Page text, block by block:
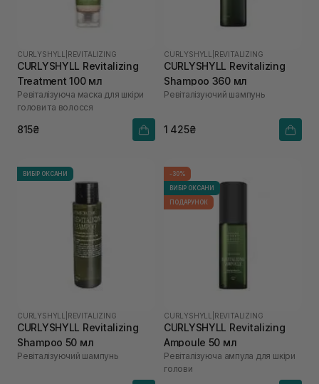
CURLYSHYLL REVITALIZING
CURLYSHYLL Revitalizing
Treatment 100 мл
Ревіталізуюча маска для шкіри
голови та волосся
815₴
CURLYSHYLL REVITALIZING
CURLYSHYLL Revitalizing
Shampoo 360 мл
Ревіталізуючий шампунь
1 425₴
ВИБІР ОКСАНИ
CURLYSHYLL REVITALIZING
CURLYSHYLL Revitalizing
Shampoo 50 мл
Ревіталізуючий шампунь
-30%
ВИБІР ОКСАНИ
ПОДАРУНОК
CURLYSHYLL REVITALIZING
CURLYSHYLL Revitalizing
Ampoule 50 мл
Ревіталізуюча ампула для шкіри
голови